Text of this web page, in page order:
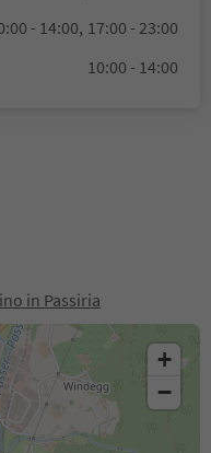
- 14:00, 17:00 - 23:00
10:00 - 14:00
in Passiria
+
−